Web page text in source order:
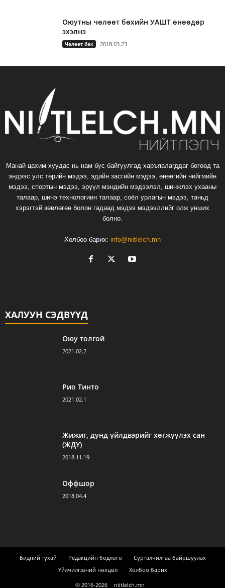
Оюутны чөлөөт бөхийн УАШТ өнөөдөр
эхэлнэ
Чөлөөт бөх 2018.03.23
Манай цахим хуудас нь нам бус байгуулгад харъяалагддаг бөгөөд та
эндээс улс төрийн мэдээ, эдийн засгийн мэдээ, өнөөгийн нийгмийн
мэдээ, спортын мэдээ, эрүүл мэндийн мэдээлэл, шинжлэх ухааны
талаар, шинэ технологиин талаар, соёл урлагын мэдээ, таньд
хэрэгтэй зөвлөгөө болон гадаад мэдээ мэдээллийг олж унших
болно.
Холбоо барих: info@niitlelch.mn
ХАЛУУН СЭДВҮҮД
Оюу толгой
2021.02.2
Рио Тинто
2021.02.1
Жижиг, дунд үйлдвэрийг хөгжүүлэх сан
(ЖДҮ)
2018.11.19
Оффшор
2018.04.4
Бидний тухай Редакцийн бодлого
Сурталчилгаа байршуулах
Үйлчилгээний нөхцөл
Холбоо барих
© 2016-2026 niitlelch.mn